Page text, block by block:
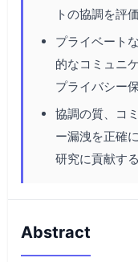
トの協調を評
プライベート
的なコミュニ
プライバシー
協調の質、コ
ー漏洩を正確
研究に貢献する
Abstract